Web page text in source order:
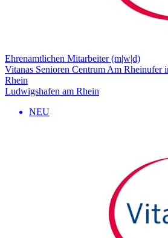
Ehrenamtlichen Mitarbeiter (m|w|d)
Vitanas Senioren Centrum Am Rheinufer
Rhein
Ludwigshafen am Rhein
NEU